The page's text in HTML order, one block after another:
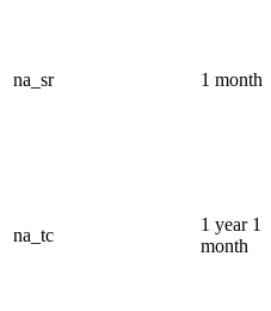
na_sr 1 month
na_tc
1 year 1
month